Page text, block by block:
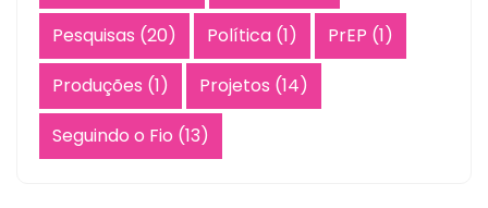
Pesquisas (20) Política (1) PrEP (1)
Produções (1) Projetos (14)
Seguindo o Fio (13)